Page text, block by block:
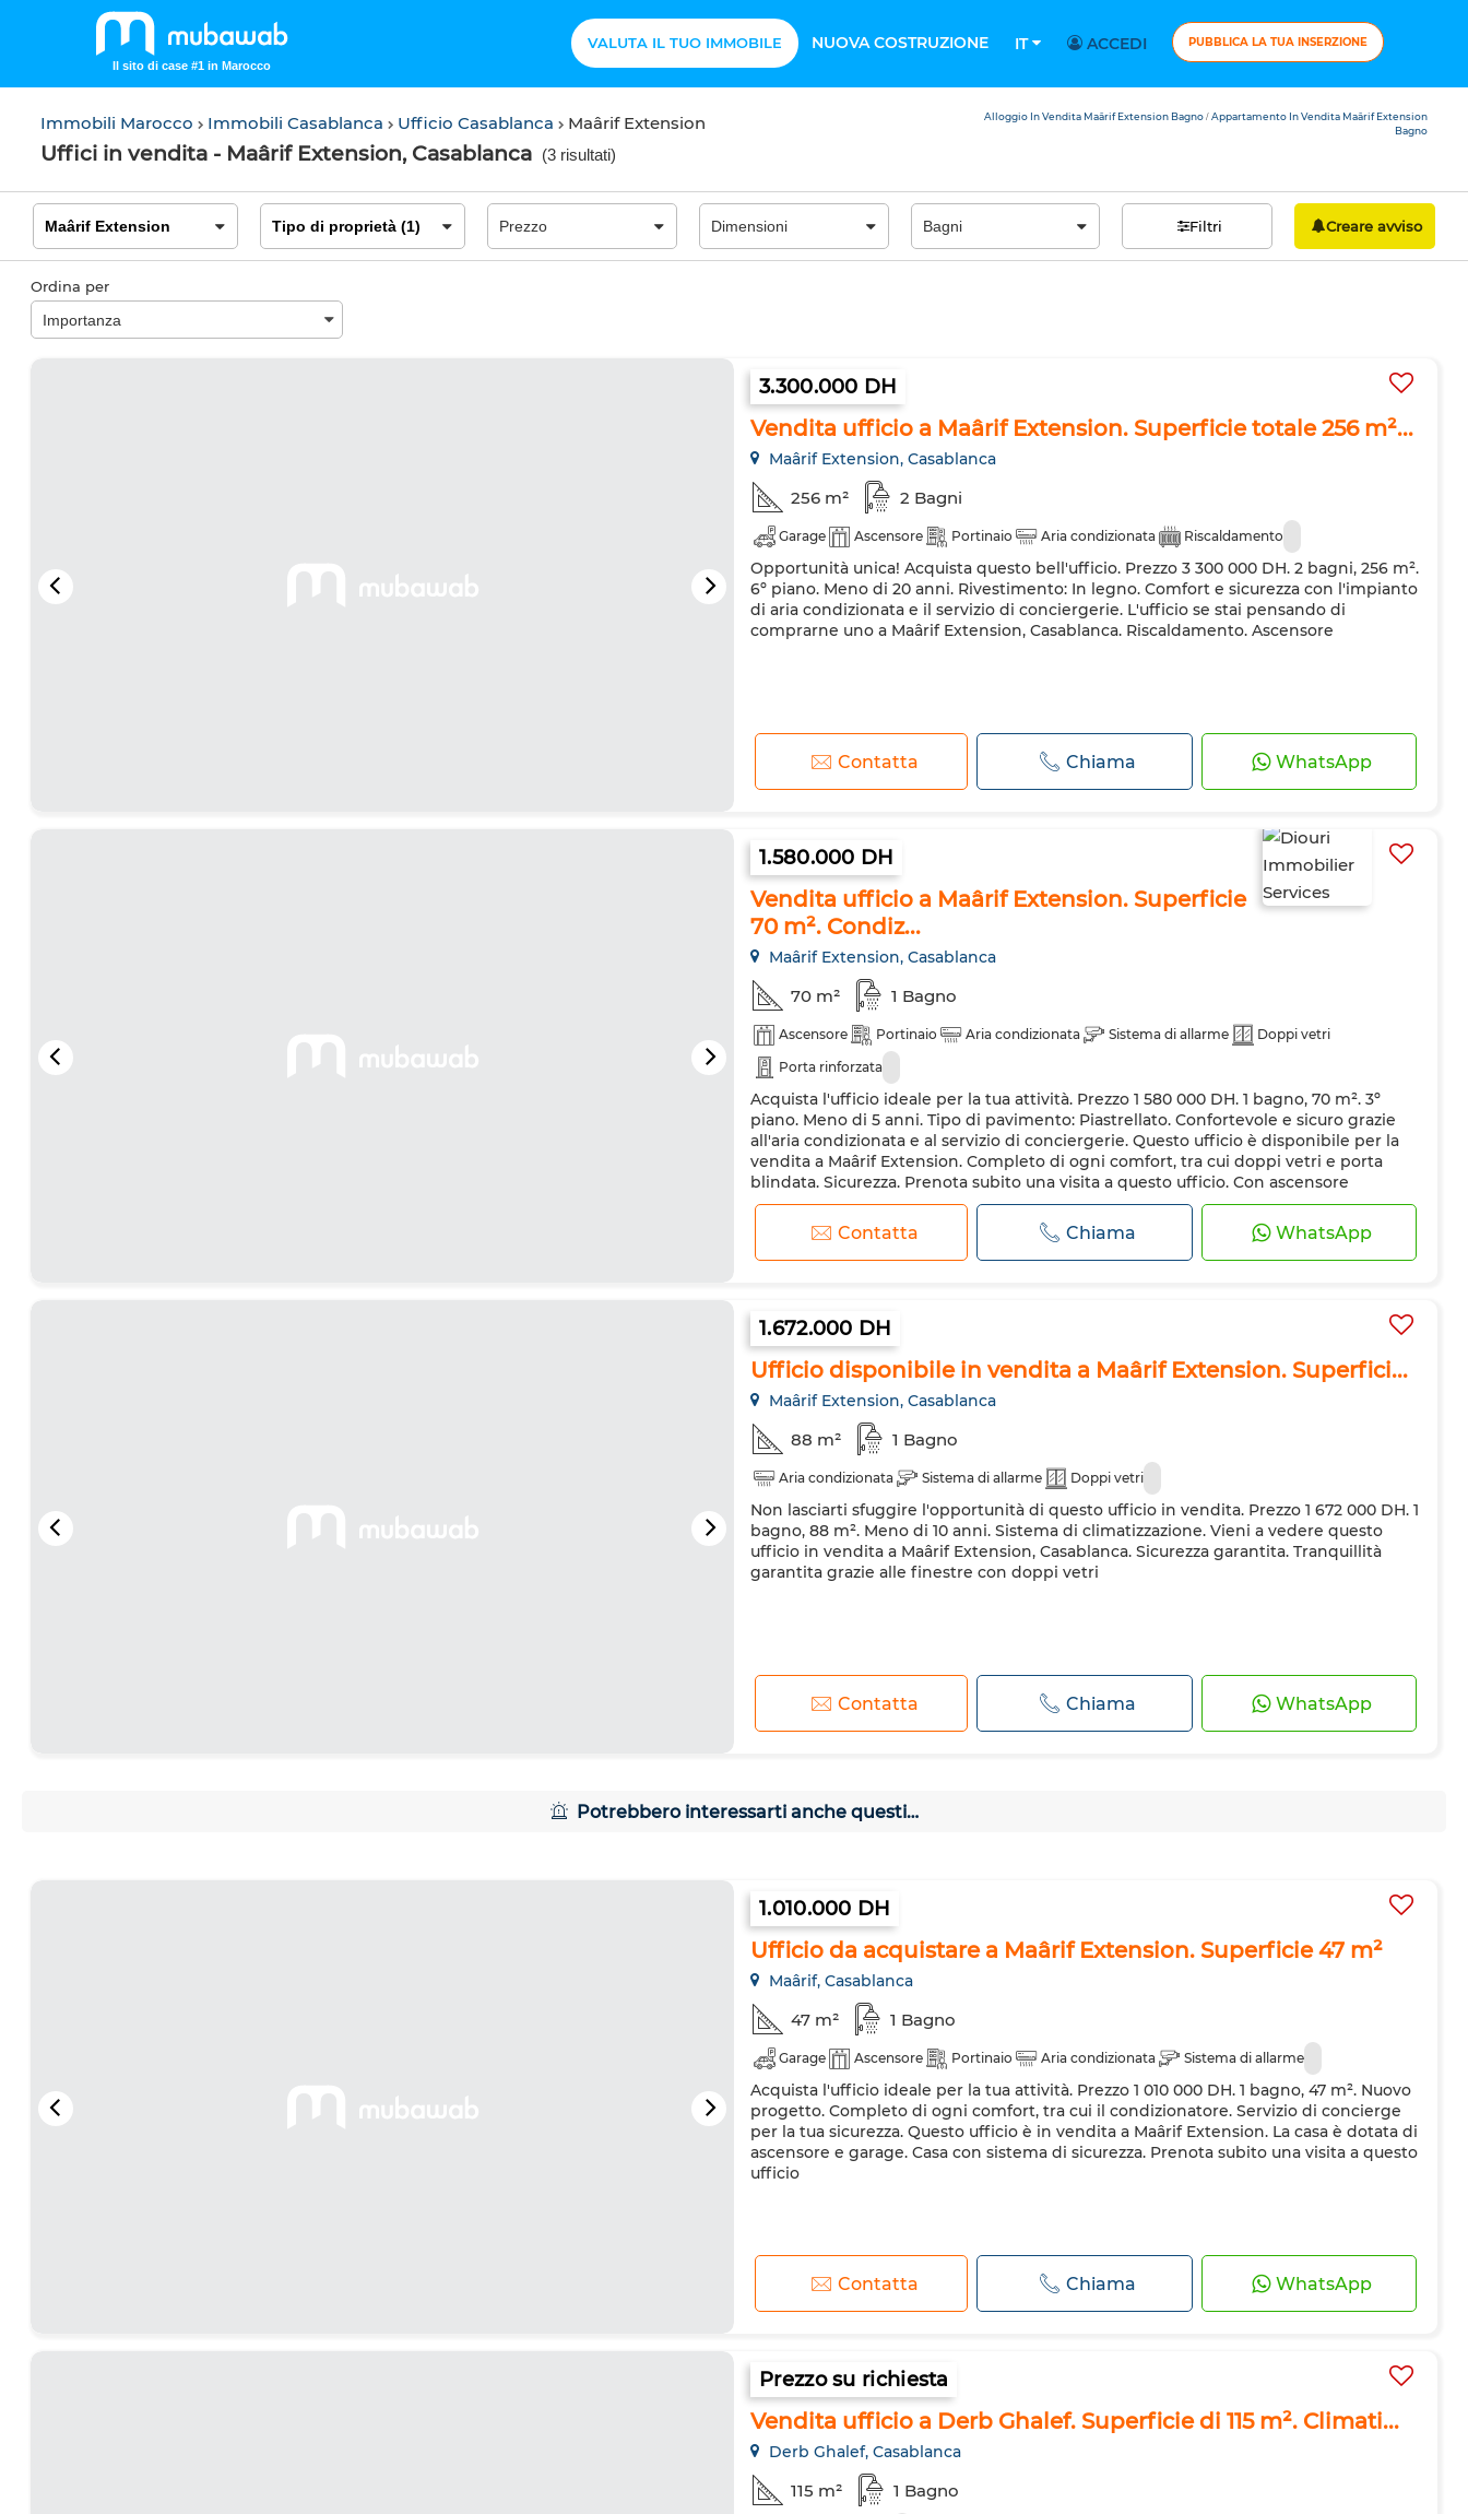
Il sito di case #1 in Marocco
VALUTA IL TUO IMMOBILE NUOVA COSTRUZIONE IT ACCEDI PUBBLICA LA TUA INSERZIONE
Immobili Marocco Immobili Casablanca Ufficio Casablanca Maârif Extension
Uffici in vendita - Maârif Extension, Casablanca (3 risultati)
Alloggio In Vendita Maârif Extension Bagno / Appartamento In Vendita Maârif Extension
Bagno
Filtri Creare avviso
Ordina per
3.300.000 DH
Vendita ufficio a Maârif Extension. Superficie totale 256 m²...
Maârif Extension, Casablanca
256 m² 2 Bagni
Garage Ascensore Portinaio Aria condizionata Riscaldamento
Opportunità unica! Acquista questo bell'ufficio. Prezzo 3 300 000 DH. 2 bagni, 256 m².
6º piano. Meno di 20 anni. Rivestimento: In legno. Comfort e sicurezza con l'impianto
di aria condizionata e il servizio di conciergerie. L'ufficio se stai pensando di
comprarne uno a Maârif Extension, Casablanca. Riscaldamento. Ascensore
Contatta Chiama WhatsApp
1.580.000 DH
Vendita ufficio a Maârif Extension. Superficie
70 m². Condiz...
Maârif Extension, Casablanca
70 m² 1 Bagno
Ascensore Portinaio Aria condizionata Sistema di allarme
Doppi vetri
Porta rinforzata
Acquista l'ufficio ideale per la tua attività. Prezzo 1 580 000 DH. 1 bagno, 70 m². 3º
piano. Meno di 5 anni. Tipo di pavimento: Piastrellato. Confortevole e sicuro grazie
all'aria condizionata e al servizio di conciergerie. Questo ufficio è disponibile per la
vendita a Maârif Extension. Completo di ogni comfort, tra cui doppi vetri e porta
blindata. Sicurezza. Prenota subito una visita a questo ufficio. Con ascensore
Contatta Chiama WhatsApp
1.672.000 DH
Ufficio disponibile in vendita a Maârif Extension. Superfici...
Maârif Extension, Casablanca
88 m² 1 Bagno
Aria condizionata Sistema di allarme Doppi vetri
Non lasciarti sfuggire l'opportunità di questo ufficio in vendita. Prezzo 1 672 000 DH. 1
bagno, 88 m². Meno di 10 anni. Sistema di climatizzazione. Vieni a vedere questo
ufficio in vendita a Maârif Extension, Casablanca. Sicurezza garantita. Tranquillità
garantita grazie alle finestre con doppi vetri
Contatta Chiama WhatsApp
Potrebbero interessarti anche questi…
1.010.000 DH
Ufficio da acquistare a Maârif Extension. Superficie 47 m²
Maârif, Casablanca
47 m² 1 Bagno
Garage Ascensore Portinaio Aria condizionata Sistema di allarme
Acquista l'ufficio ideale per la tua attività. Prezzo 1 010 000 DH. 1 bagno, 47 m². Nuovo
progetto. Completo di ogni comfort, tra cui il condizionatore. Servizio di concierge
per la tua sicurezza. Questo ufficio è in vendita a Maârif Extension. La casa è dotata di
ascensore e garage. Casa con sistema di sicurezza. Prenota subito una visita a questo
ufficio
Contatta Chiama WhatsApp
Prezzo su richiesta
Vendita ufficio a Derb Ghalef. Superficie di 115 m². Climati...
Derb Ghalef, Casablanca
115 m² 1 Bagno